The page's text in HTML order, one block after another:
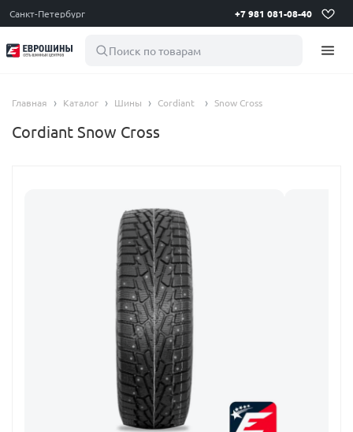
Санкт-Петербург +7 981 081-08-40
Поиск по товарам
Главная Каталог Шины Cordiant Snow Cross
Cordiant Snow Cross